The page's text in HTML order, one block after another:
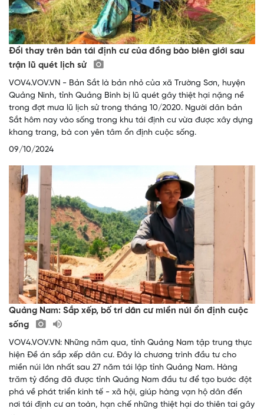
Đổi thay trên bản tái định cư của đồng bào biên giới sau
trận lũ quét lịch sử
VOV4.VOV.VN - Bản Sắt là bản nhỏ của xã Trường Sơn, huyện
Quảng Ninh, tỉnh Quảng Bình bị lũ quét gây thiệt hại nặng nề
trong đợt mưa lũ lịch sử trong tháng 10/2020. Người dân bản
Sắt hôm nay vào sống trong khu tái định cư vừa được xây dựng
khang trang, bà con yên tâm ổn định cuộc sống.
09/10/2024
Quảng Nam: Sắp xếp, bố trí dân cư miền núi ổn định cuộc
sống
VOV4.VOV.VN: Những năm qua, tỉnh Quảng Nam tập trung thực
hiện Đề án sắp xếp dân cư. Đây là chương trình đầu tư cho
miền núi lớn nhất sau 27 năm tái lập tỉnh Quảng Nam. Hàng
trăm tỷ đồng đã được tỉnh Quảng Nam đầu tư để tạo bước đột
phá về phát triển kinh tế - xã hội, giúp hàng vạn hộ dân đến
nơi tái định cư an toàn, hạn chế những thiệt hại do thiên tai gây